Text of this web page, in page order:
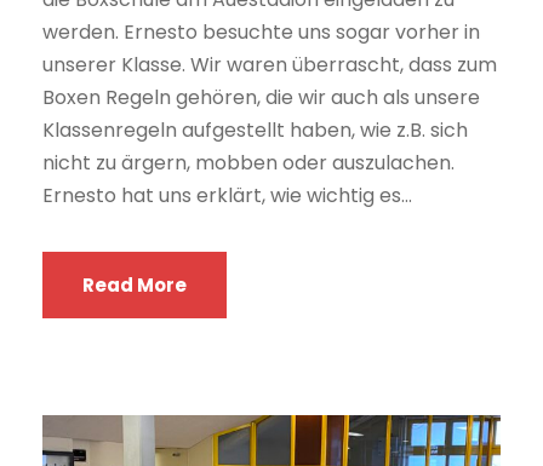
werden. Ernesto besuchte uns sogar vorher in
unserer Klasse. Wir waren überrascht, dass zum
Boxen Regeln gehören, die wir auch als unsere
Klassenregeln aufgestellt haben, wie z.B. sich
nicht zu ärgern, mobben oder auszulachen.
Ernesto hat uns erklärt, wie wichtig es...
Read More